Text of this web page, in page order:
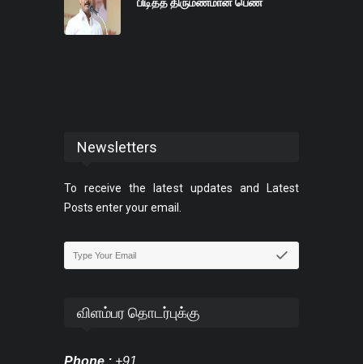
Newsletters
To receive the latest updates and Latest
Posts enter your email.
விளம்பர தொடர்புக்கு
Phone : +91